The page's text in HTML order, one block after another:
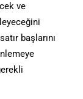
ve
başlarını